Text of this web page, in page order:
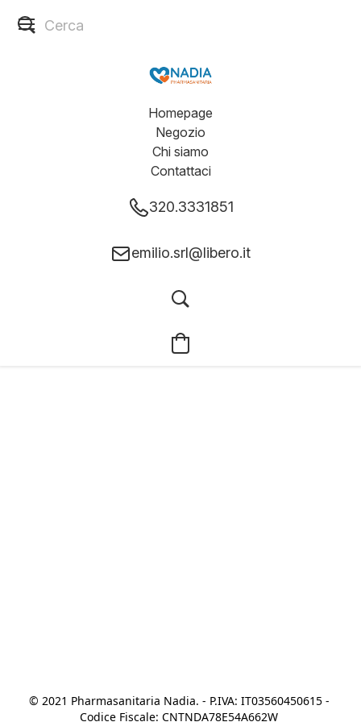
Homepage
Negozio
Chi siamo
Contattaci
320.3331851
emilio.srl@libero.it
© 2021 Pharmasanitaria Nadia. - P.IVA: IT03560450615 -
Codice Fiscale: CNTNDA78E54A662W